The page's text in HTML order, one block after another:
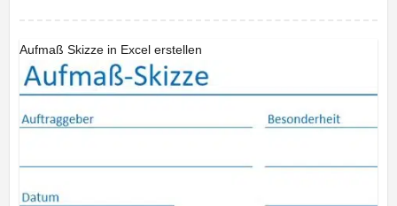
Aufmaß Skizze in Excel erstellen